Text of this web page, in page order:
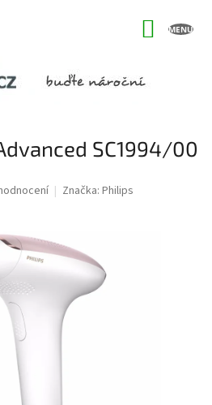
SC1994/00
Značka: Philips